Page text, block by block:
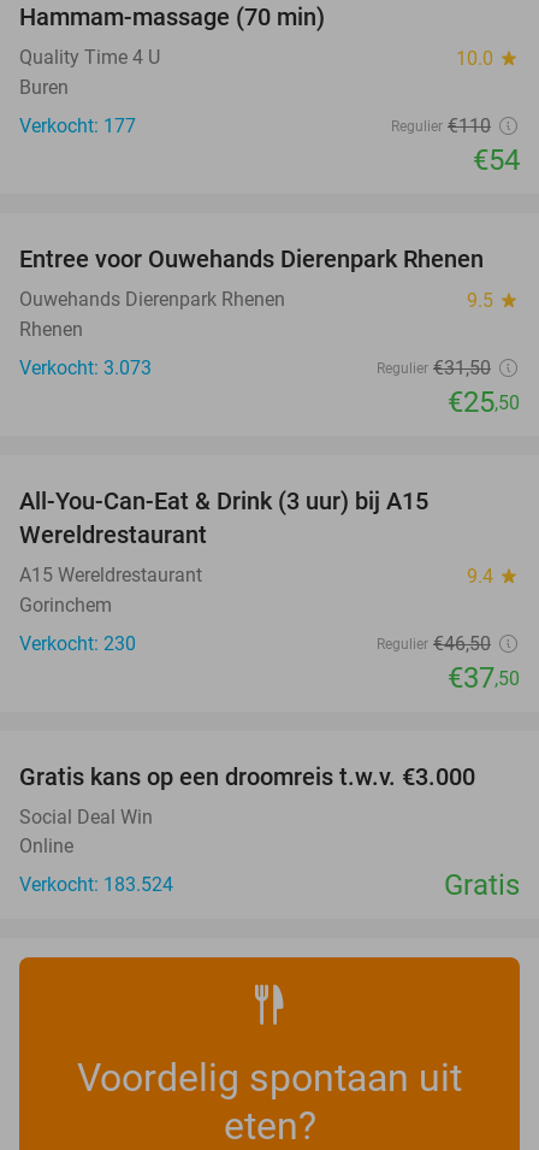
Hammam-massage (70 min)
Quality Time 4 U 10.0 star
Buren
Verkocht: 177
Regulier €110
€54
19%
Entree voor Ouwehands Dierenpark Rhenen
Ouwehands Dierenpark Rhenen 9.5 star
Rhenen
Verkocht: 3.073
Regulier €31,50
€25,50
All-You-Can-Eat & Drink (3 uur) bij A15
Wereldrestaurant
A15 Wereldrestaurant 9.4 star
Gorinchem
Verkocht: 230
Regulier €46,50
€37,50
Gratis kans op een droomreis t.w.v. €3.000
Social Deal Win
Online
Verkocht: 183.524
Gratis
Voordelig spontaan uit
eten?